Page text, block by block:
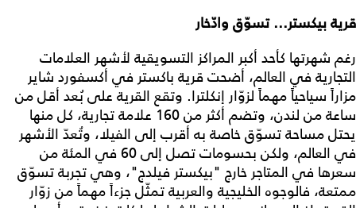
قرية بيكستر... تسوّق وادّخار
رغم شهرتها كأحد أكبر المراكز التسويقية لأشهر العلامات
التجارية في العالم، أضحت قرية باكستر في أكسفورد شاير
مزاراً سياحياً مهماً لزوّار إنكلترا. وتقع القرية على بُعد أقل من
ساعة من لندن، وتضم أكثر من 160 علامة تجارية، كل منها
يحتل مساحة تسوّق خاصة به أقرب إلى الفيلا، وتُعدّ الأشهر
في العالم، ولكن بحسومات تصل إلى 60 في المئة من
سعرها في المتاجر خارج "بيكستر فيلدج"، وهي تجربة تسوّق
ممتعة، فالوجوه الخليجية والعربية تمثّل جزءاً مهماً من زوّار